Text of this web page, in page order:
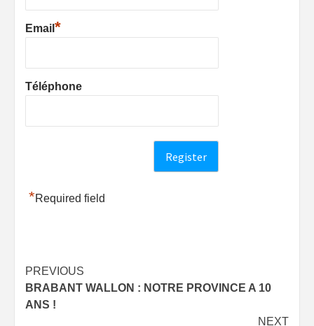
Email *
Téléphone
*Required field
Post
navigation
PREVIOUS
BRABANT WALLON : NOTRE PROVINCE A 10
ANS !
NEXT